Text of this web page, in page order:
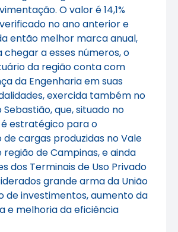
O valor é 14,1%
no ano anterior e
então melhor marca anual,
chegar a esses números, o
da região conta com
da Engenharia em suas
exercida também no
Sebastião, que, situado no
estratégico para o
cargas produzidas no Vale
de Campinas, e ainda
dos Terminais de Uso Privado
grande arma da União
de investimentos, aumento da
e melhoria da eficiência